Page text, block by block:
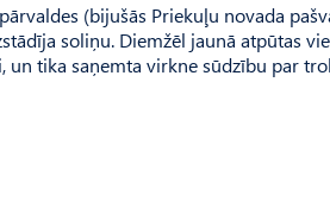
(bijušās Priekuļu novada
soliņu. Diemžēl jaunā atpūtas
tika saņemta virkne sūdzību par